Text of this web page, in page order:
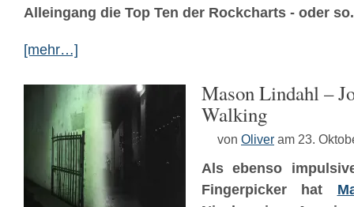
Alleingang die Top Ten der Rockcharts - oder so.
[mehr…]
Mason Lindahl –
Walking
von Oliver am 23.
Als ebenso
Fingerpicker hat